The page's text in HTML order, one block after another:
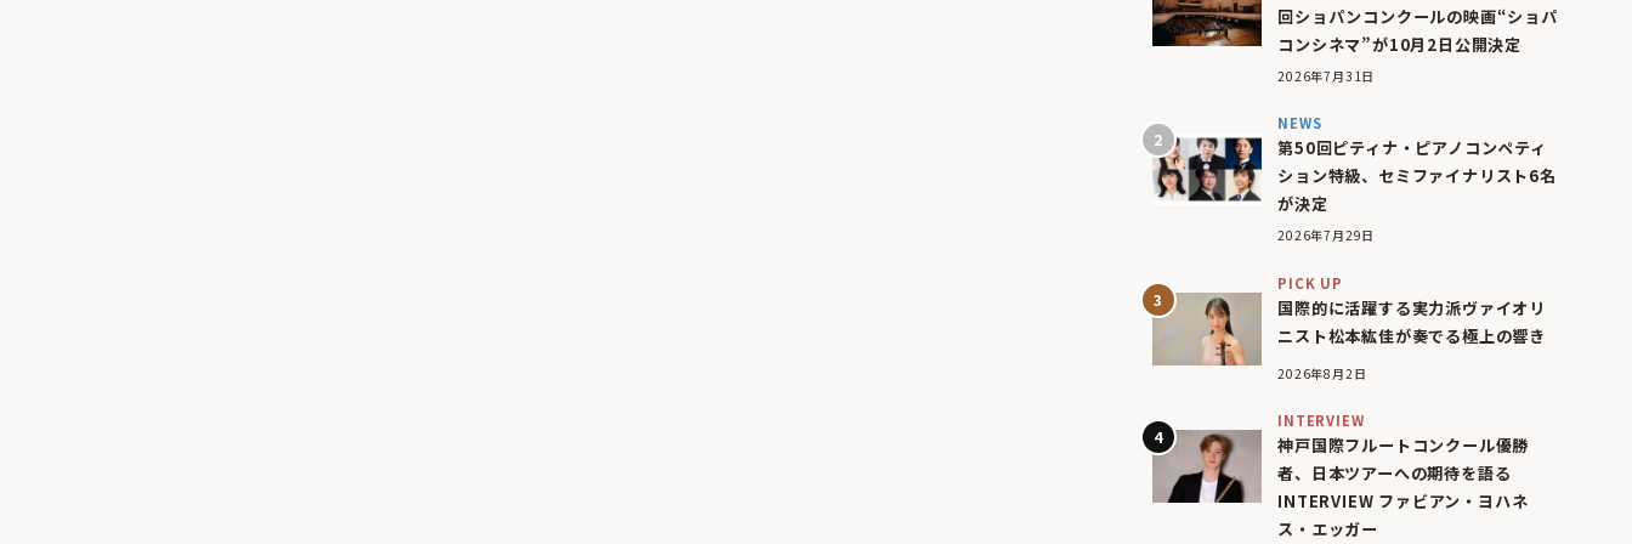
回ショパンコンクールの映画“ショパ
コンシネマ”が10月2日公開決定
2026年7月31日
NEWS
第50回ピティナ・ピアノコンペティ
ション特級、セミファイナリスト6名
が決定
2026年7月29日
PICK UP
国際的に活躍する実力派ヴァイオリ
ニスト松本紘佳が奏でる極上の響き
2026年8月2日
INTERVIEW
神戸国際フルートコンクール優勝
者、日本ツアーへの期待を語る
INTERVIEW ファビアン・ヨハネ
ス・エッガー